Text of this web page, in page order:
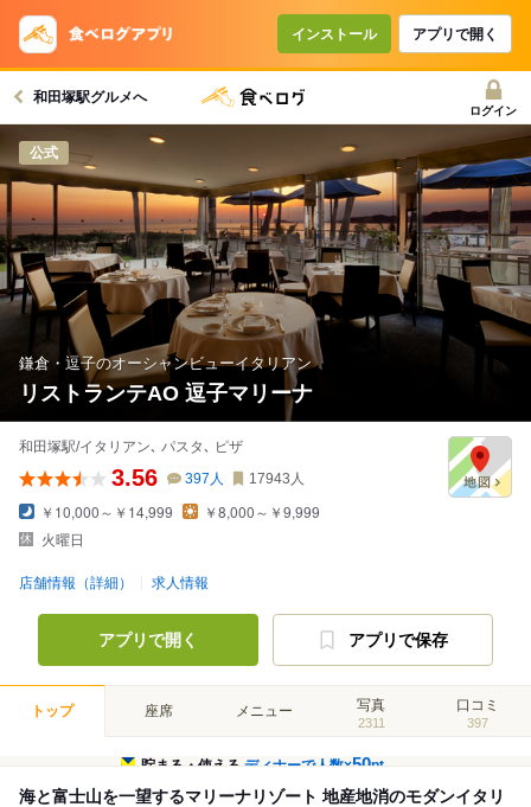
インストール アプリで開く
和田塚駅グルメへ
ログイン
公式
鎌倉・逗子のオーシャンビューイタリアン
リストランテAO 逗子マリーナ
和田塚駅/イタリアン､ パスタ､ ピザ
3.56 397 人 17943 人
￥10,000～￥14,999
￥8,000～￥9,999
火曜日
店舗情報（詳細） 求人情報
アプリで開く アプリで保存
トップ 座席 メニュー 写真
2311
口コミ
397
貯まる・使えるディナーで人数×50pt
海と富士山を一望するマリーナリゾート 地産地消のモダンイタリ
コースで使えるクーポン
戻る
クーポンを利用せず予約する